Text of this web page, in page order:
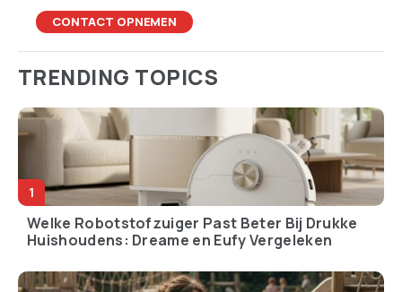
CONTACT OPNEMEN
TRENDING TOPICS
Welke Robotstofzuiger Past Beter Bij Drukke
Huishoudens: Dreame en Eufy Vergeleken